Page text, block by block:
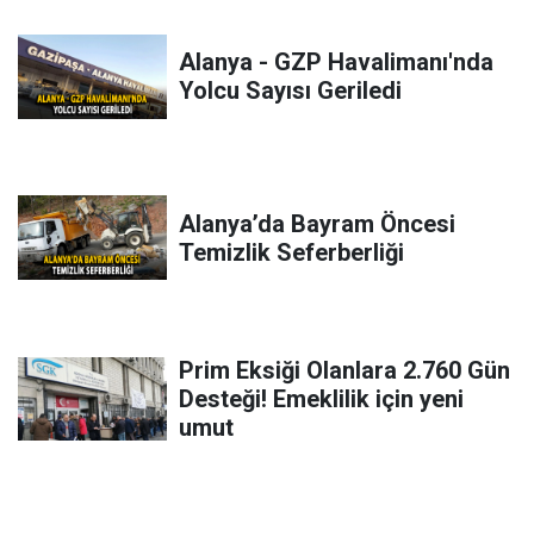
Alanya - GZP Havalimanı'nda
Yolcu Sayısı Geriledi
Alanya’da Bayram Öncesi
Temizlik Seferberliği
Prim Eksiği Olanlara 2.760 Gün
Desteği! Emeklilik için yeni
umut